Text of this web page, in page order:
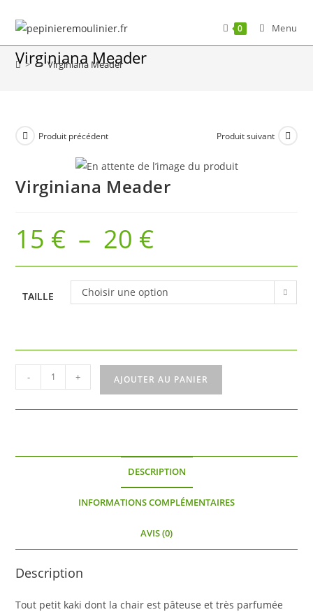
content
0 Menu
Virginiana Meader
> > Virginiana Meader
Produit précédent Produit suivant
Virginiana Meader
15 € – 20 €Plage
à
20 €
TAILLE
Choisir une option
quantité
de
Virginiana
- + AJOUTER AU PANIER
DESCRIPTION
INFORMATIONS COMPLÉMENTAIRES
AVIS (0)
Description
Tout petit kaki dont la chair est pâteuse et très parfumée